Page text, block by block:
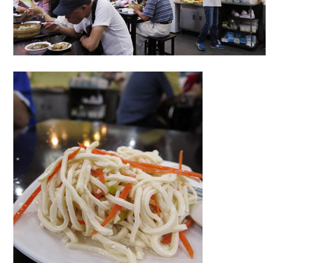
照相簿
影音區
創意出版服務
歷史區
關於Yilan
個人著作
活動實況記錄
媒體報導一覽
合作與代言